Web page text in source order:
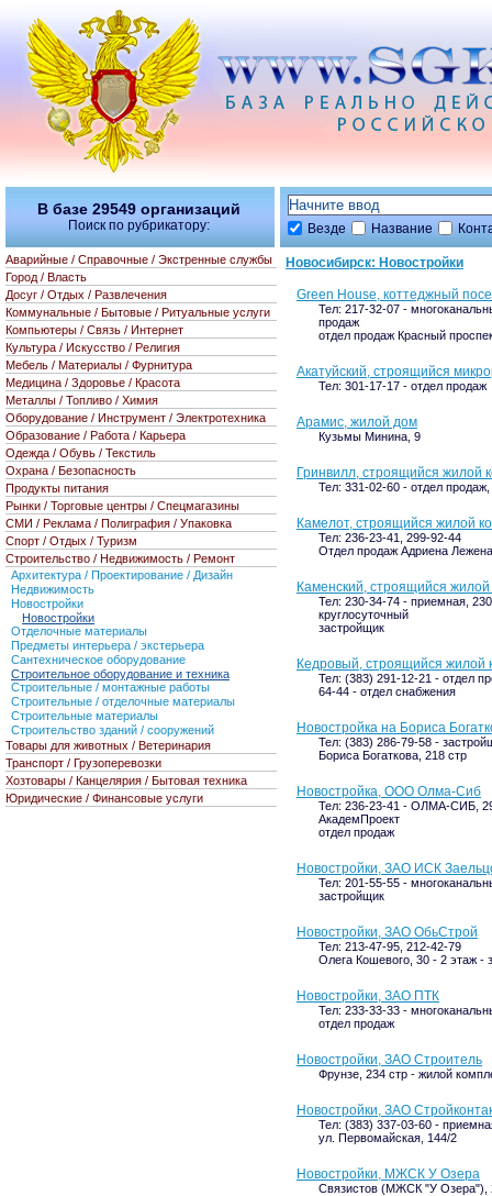
Везде Название
Новосибирск: Новостройки
Green House, коттеджный
Тел: 217-32-07 -
продаж
отдел продаж Красный
Акатуйский, строящийся
Тел: 301-17-17 - отдел продаж
Арамис, жилой дом
Кузьмы Минина, 9
Гринвилл, строящийся жилой
Тел: 331-02-60 - отдел
Камелот, строящийся жилой
Тел: 236-23-41, 299-92-44
Отдел продаж Адриена
Каменский, строящийся жилой
Тел: 230-34-74 - приемная,
круглосуточный
застройщик
Кедровый, строящийся жилой
Тел: (383) 291-12-21 - отдел
64-44 - отдел снабжения
Новостройка на Бориса
Тел: (383) 286-79-58 -
Бориса Богаткова, 218 стр
Новостройка, ООО Олма-Сиб
Тел: 236-23-41 - ОЛМА-СИБ,
АкадемПроект
отдел продаж
Новостройки, ЗАО ИСК
Тел: 201-55-55 -
застройщик
Новостройки, ЗАО ОбьСтрой
Тел: 213-47-95, 212-42-79
Олега Кошевого, 30 - 2 этаж -
Новостройки, ЗАО ПТК
Тел: 233-33-33 -
отдел продаж
Новостройки, ЗАО Строитель
Фрунзе, 234 стр - жилой
Новостройки, ЗАО
Тел: (383) 337-03-60 -
ул. Первомайская, 144/2
Новостройки, МЖСК У Озера
Связистов (МЖСК "У Озера"),
В базе 29549 организаций
Поиск по рубрикатору:
Аварийные / Справочные / Экстренные службы
Город / Власть
Досуг / Отдых / Развлечения
Коммунальные / Бытовые / Ритуальные услуги
Компьютеры / Связь / Интернет
Культура / Искусство / Религия
Мебель / Материалы / Фурнитура
Медицина / Здоровье / Красота
Металлы / Топливо / Химия
Оборудование / Инструмент / Электротехника
Образование / Работа / Карьера
Одежда / Обувь / Текстиль
Охрана / Безопасность
Продукты питания
Рынки / Торговые центры / Спецмагазины
СМИ / Реклама / Полиграфия / Упаковка
Спорт / Отдых / Туризм
Строительство / Недвижимость / Ремонт
Архитектура / Проектирование / Дизайн
Недвижимость
Новостройки
Новостройки
Отделочные материалы
Предметы интерьера / экстерьера
Сантехническое оборудование
Строительное оборудование и техника
Строительные / монтажные работы
Строительные / отделочные материалы
Строительные материалы
Строительство зданий / сооружений
Товары для животных / Ветеринария
Транспорт / Грузоперевозки
Хозтовары / Канцелярия / Бытовая техника
Юридические / Финансовые услуги